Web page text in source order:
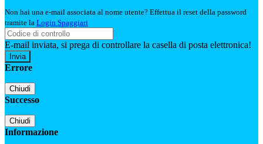
Non hai una e-mail associata al nome utente? Effettua il reset della password
tramite la Login Spaggiari
E-mail inviata, si prega di controllare la casella di posta elettronica!
Errore
Chiudi
Successo
Chiudi
Informazione